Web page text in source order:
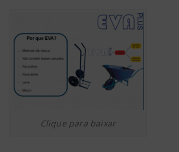
Clique para baixar